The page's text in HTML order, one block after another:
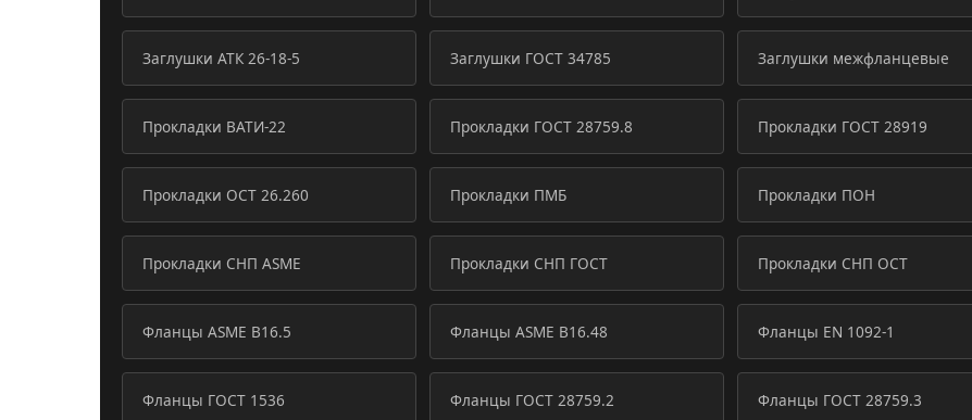
Заглушки АТК 26-18-5 Заглушки ГОСТ 34785 Заглушки межфланцевые
Прокладки ВАТИ-22 Прокладки ГОСТ 28759.8 Прокладки ГОСТ 28919
Прокладки ОСТ 26.260 Прокладки ПМБ Прокладки ПОН
Прокладки СНП ASME Прокладки СНП ГОСТ Прокладки СНП ОСТ
Фланцы ASME B16.5 Фланцы ASME B16.48 Фланцы EN 1092-1
Фланцы ГОСТ 1536 Фланцы ГОСТ 28759.2 Фланцы ГОСТ 28759.3